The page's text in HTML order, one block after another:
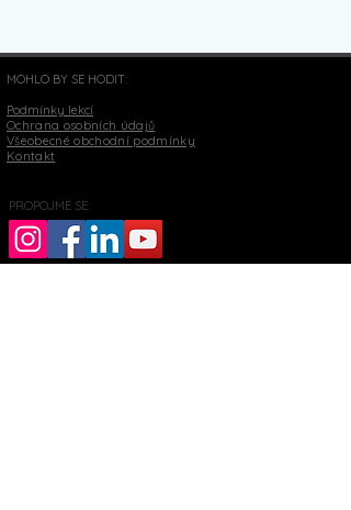
MOHLO BY SE HODIT:
Podmínky lekcí
Ochrana osobních údajů
Všeobecné obchodní podmínky
Kontakt
PROPOJME SE: